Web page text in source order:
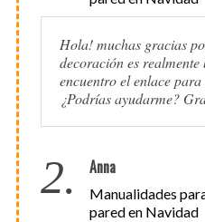
Hola! muchas gracias
decoración es
encuentro el enlace
¿Podrías ayudarme?
2. Anna
Manualidades
pared en Navidad